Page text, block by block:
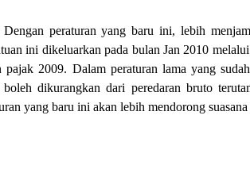
Dengan peraturan yang baru ini, lebih
ini dikeluarkan pada bulan Jan 2010
pajak 2009. Dalam peraturan lama yang
boleh dikurangkan dari peredaran bruto
yang baru ini akan lebih mendorong